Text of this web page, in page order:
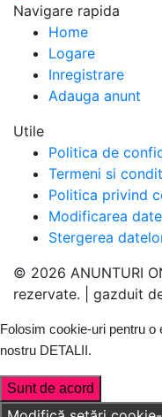
Navigare rapida
Home
Logare
Inregistrare
Adauga anunt
Utile
Politica de
Termeni si
Politica privind
Modificarea
Stergerea
© 2026 ANUNTURI
rezervate. | gazduit
Folosim cookie-uri pentru o
nostru DETALII .
Sunt de acord